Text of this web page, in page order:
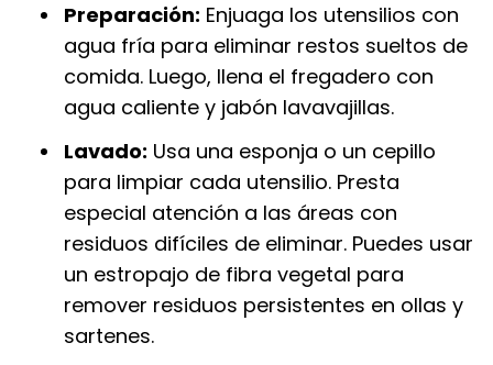
Preparación: Enjuaga los utensilios con
agua fría para eliminar restos sueltos de
comida. Luego, llena el fregadero con
agua caliente y jabón lavavajillas.
Lavado: Usa una esponja o un cepillo
para limpiar cada utensilio. Presta
especial atención a las áreas con
residuos difíciles de eliminar. Puedes usar
un estropajo de fibra vegetal para
remover residuos persistentes en ollas y
sartenes.